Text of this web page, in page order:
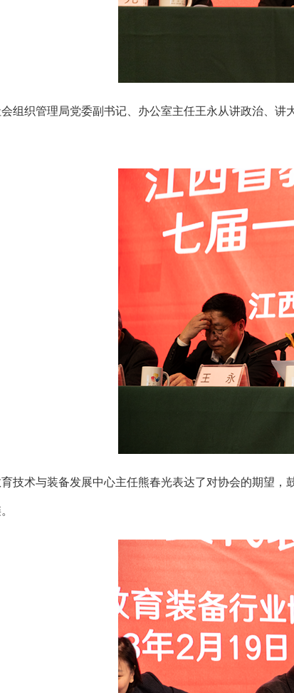
织管理局党委副书记、办公室主任王永从讲政治、讲
术与装备发展中心主任熊春光表达了对协会的期望，